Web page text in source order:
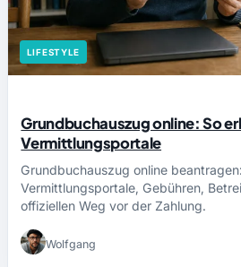
LIFESTYLE
Grundbuchauszug online: So
Vermittlungsportale
Grundbuchauszug online
Vermittlungsportale, Gebühren,
offiziellen Weg vor der Zahlung.
Wolfgang